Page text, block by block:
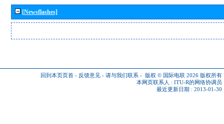
[Newsflashes]
回到本页页首 - 反馈意见 - 请与我们联系 - 版权 © 国际电联 2026 版权所有
本网页联系人 : ITU-R的网络协调员
最近更新日期 : 2013-01-30